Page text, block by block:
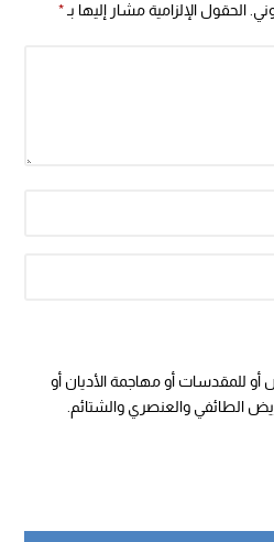
الحقول الإلزامية مشار إليها بـ*
أو للمقدسات أو مهاجمة الأديان أو
الطائفي والعنصري والشتائم.